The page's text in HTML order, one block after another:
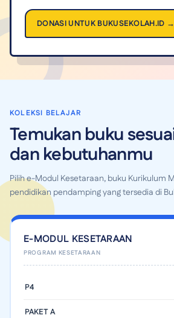
DONASI UNTUK BUKUSEKOLAH.ID →
KOLEKSI BELAJAR
Temukan buku
dan kebutuhanmu
Pilih e-Modul Kesetaraan, buku Kurikulum
pendidikan pendamping yang tersedia di
E-MODUL KESETARAAN
P4
PAKET A